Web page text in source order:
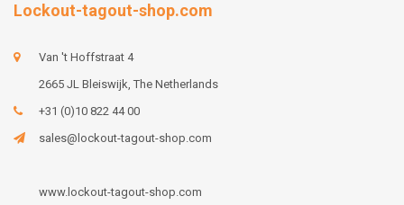
Lockout-tagout-shop.com
Van 't Hoffstraat 4
2665 JL Bleiswijk, The Netherlands
+31 (0)10 822 44 00
sales@lockout-tagout-shop.com
www.lockout-tagout-shop.com